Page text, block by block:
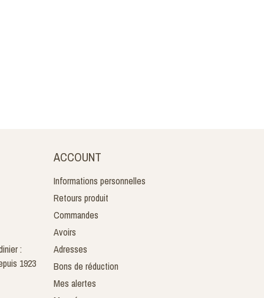
:
1923
ACCOUNT
Informations personnelles
Retours produit
Commandes
Avoirs
Adresses
Bons de réduction
Mes alertes